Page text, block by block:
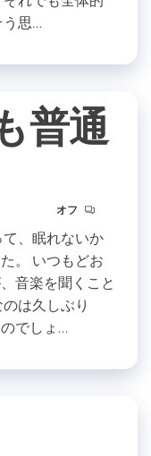
う思…
普通
オフ
、眠れないか
。 いつもどお
音楽を聞くこと
は久しぶり
でしょ…